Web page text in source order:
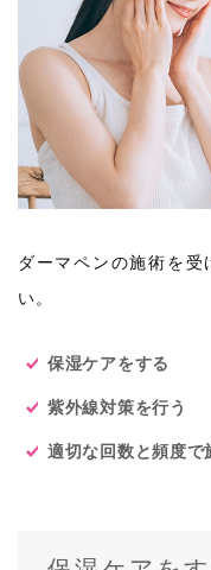
ダーマペンの施術を
い。
保湿ケアをする
紫外線対策を行う
適切な回数と頻度で